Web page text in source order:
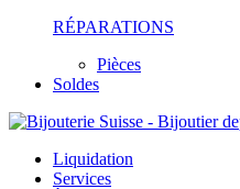
RÉPARATIONS
Pièces
Soldes
Liquidation
Services